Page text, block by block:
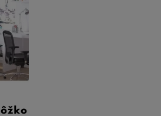
kvalitnej postele veľkosti
dlho vám slúžiť.
osobná záležitosť, a je
dostatok priestoru pre
160x200 cm a možnosť sklopenia